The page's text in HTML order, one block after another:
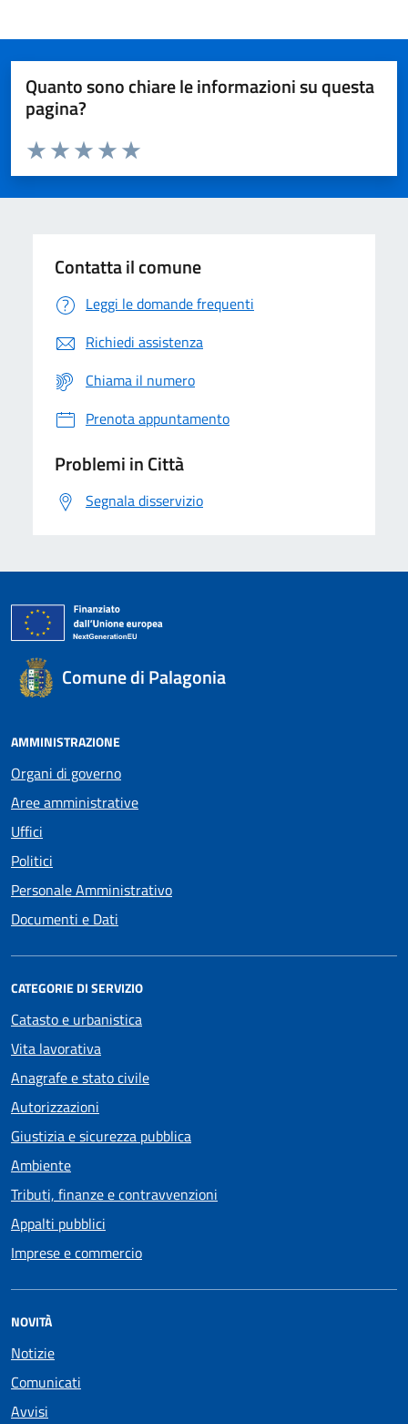
Quanto sono chiare le informazioni su questa
pagina?
Domanda
Valuta da 1 a 5 stelle la pagina
Valuta 5 stelle su 5
Valuta 4 stelle su 5
Valuta 3 stelle su 5
Valuta 2 stelle su 5
Valuta 1 stelle su 5
Contatta il comune
Leggi le domande frequenti
Richiedi assistenza
Chiama il numero
Prenota appuntamento
Problemi in Città
Segnala disservizio
Comune di Palagonia
AMMINISTRAZIONE
Organi di governo
Aree amministrative
Uffici
Politici
Personale Amministrativo
Documenti e Dati
CATEGORIE DI SERVIZIO
Catasto e urbanistica
Vita lavorativa
Anagrafe e stato civile
Autorizzazioni
Giustizia e sicurezza pubblica
Ambiente
Tributi, finanze e contravvenzioni
Appalti pubblici
Imprese e commercio
NOVITÀ
Notizie
Comunicati
Avvisi